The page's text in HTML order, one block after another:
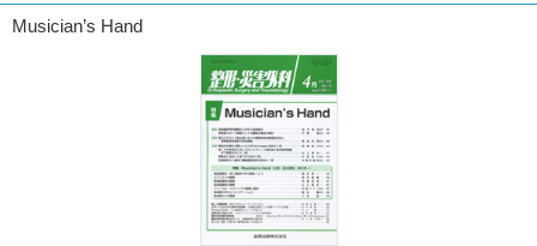
Musician’s Hand